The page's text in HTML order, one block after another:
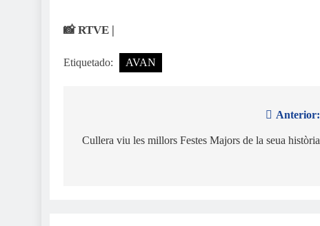
📸 RTVE |
Etiquetado: AVAN
de
Anterior:
Cullera viu les millors Festes Majors de la seua història